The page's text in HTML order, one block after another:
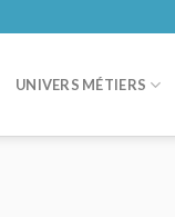
UNIVERS MÉTIERS